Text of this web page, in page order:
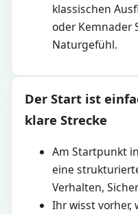
klassischen
oder Kemnader
Naturgefühl.
Der Start ist
klare Strecke
Am Startpunkt
eine
Verhalten,
Ihr wisst vorher,